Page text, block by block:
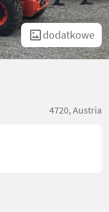
dodatkowe
4720, Austria